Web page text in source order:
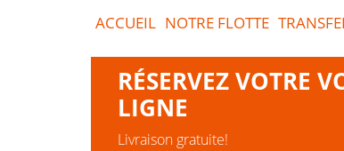
ACCUEIL NOTRE FLOTTE
RÉSERVEZ VOTRE
LIGNE
Livraison gratuite!